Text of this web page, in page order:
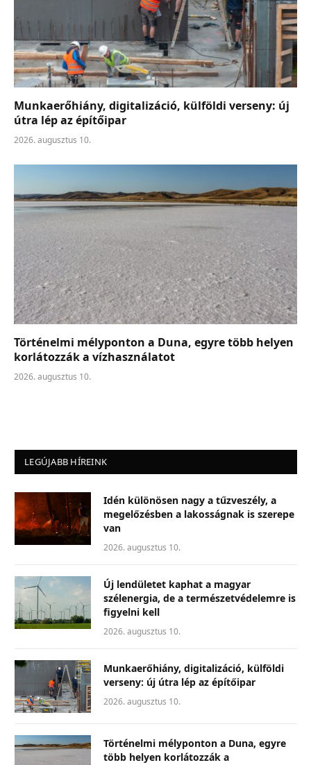
Munkaerőhiány, digitalizáció, külföldi verseny: új
útra lép az építőipar
2026. augusztus 10.
Történelmi mélyponton a Duna, egyre több helyen
korlátozzák a vízhasználatot
2026. augusztus 10.
LEGÚJABB HÍREINK
Idén különösen nagy a tűzveszély, a
megelőzésben a lakosságnak is szerepe
van
2026. augusztus 10.
Új lendületet kaphat a magyar
szélenergia, de a természetvédelemre is
figyelni kell
2026. augusztus 10.
Munkaerőhiány, digitalizáció, külföldi
verseny: új útra lép az építőipar
2026. augusztus 10.
Történelmi mélyponton a Duna, egyre
több helyen korlátozzák a